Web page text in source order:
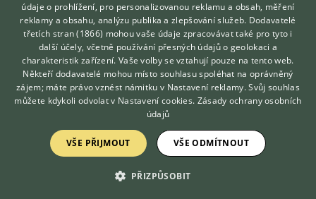
PRODÁM
Zelvy pardali, ostruhate, uhlirskeHledáte zvířecího kamaráda?
Zdarma vám poradí
VETERINÁŘ ONLINE
KONZULTOVAT S
VETERINÁŘEM
údaje o prohlížení, pro personalizovanou reklamu a obsah, měření
reklamy a obsahu, analýzu publika a zlepšování služeb. Dodavatelé
třetích stran (1866) mohou vaše údaje zpracovávat také pro tyto i
další účely, včetně používání přesných údajů o geolokaci a
charakteristik zařízení. Vaše volby se vztahují pouze na tento web.
Někteří dodavatelé mohou místo souhlasu spoléhat na oprávněný
zájem; máte právo vznést námitku v Nastavení reklamy. Svůj souhlas
můžete kdykoli odvolat v Nastavení cookies. Zásady ochrany osobních
údajů
VŠE PŘIJMOUT VŠE ODMÍTNOUT
PŘIZPŮSOBIT